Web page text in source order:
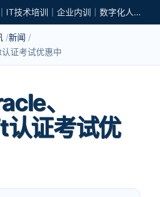
艾威培训｜职业认证培训｜IT技术培训｜企业内训｜数字化人才培养
新闻
证考试优惠中
、
证考试优